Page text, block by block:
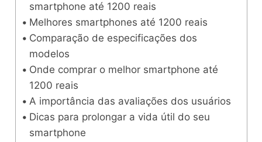
smartphone até 1200 reais
Melhores smartphones até 1200 reais
Comparação de especificações dos
modelos
Onde comprar o melhor smartphone até
1200 reais
A importância das avaliações dos usuários
Dicas para prolongar a vida útil do seu
smartphone